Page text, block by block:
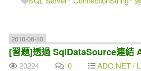
2010-06-10
[習題]透過 SqlDataSource連結
20224 0 ADO.NET /